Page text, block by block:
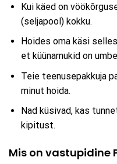
Kui käed on
(seljapool) kokku.
Hoides oma käsi
et küünarnukid on
Teie teenusepakkuja
minut hoida.
Nad küsivad, kas
kipitust.
Mis on vastupidine